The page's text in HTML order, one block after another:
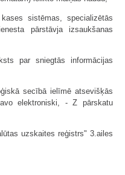
sistēmas, specializētās
pārstāvja izsaukšanas
par sniegtās informācijas
secībā ielīmē atsevišķās
elektroniski, - Z pārskatu
uzskaites reģistrs" 3.ailes